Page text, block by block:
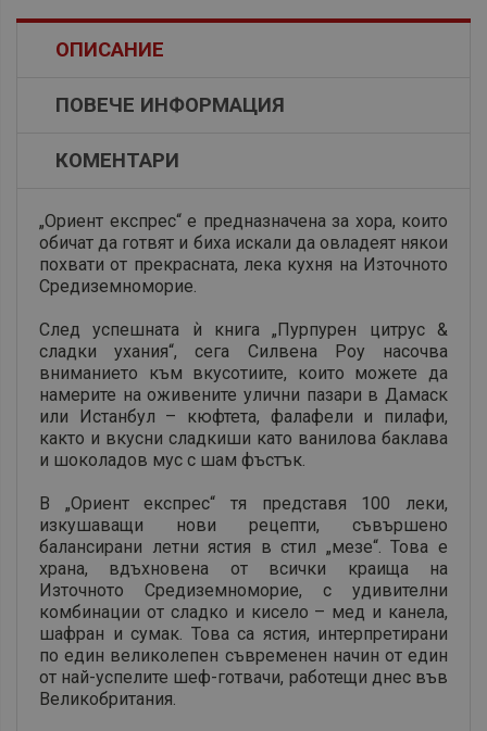
ОПИСАНИЕ
ПОВЕЧЕ ИНФОРМАЦИЯ
КОМЕНТАРИ
„Ориент експрес“ е предназначена за хора, които
обичат да готвят и биха искали да овладеят някои
похвати от прекрасната, лека кухня на Източното
Средиземноморие.
След успешната ѝ книга „Пурпурен цитрус &
сладки ухания“, сега Силвена Роу насочва
вниманието към вкусотиите, които можете да
намерите на оживените улични пазари в Дамаск
или Истанбул – кюфтета, фалафели и пилафи,
както и вкусни сладкиши като ванилова баклава
и шоколадов мус с шам фъстък.
В „Ориент експрес“ тя представя 100 леки,
изкушаващи нови рецепти, съвършено
балансирани летни ястия в стил „мезе“. Това е
храна, вдъхновена от всички краища на
Източното Средиземноморие, с удивителни
комбинации от сладко и кисело – мед и канела,
шафран и сумак. Това са ястия, интерпретирани
по един великолепен съвременен начин от един
от най-успелите шеф-готвачи, работещи днес във
Великобритания.